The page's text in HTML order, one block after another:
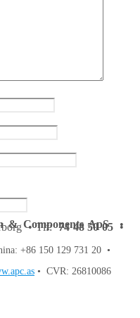
& Components ApS•
• Tlf:74 48 50 05•
+86 150 129 731 20 •
• CVR: 26810086